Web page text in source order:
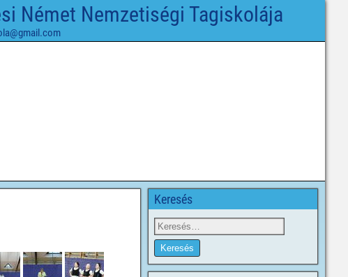
Német Nemzetiségi Tagiskolája
Keresés